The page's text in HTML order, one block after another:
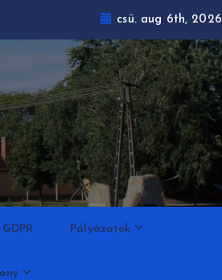
csü. aug 6th, 2026
GDPR Pályázatok